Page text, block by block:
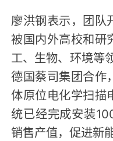
廖洪钢表示，团队
被国内外高校和研
工、生物、环境等
德国蔡司集团合作
体原位电化学扫描
统已经完成安装
销售产值，促进新